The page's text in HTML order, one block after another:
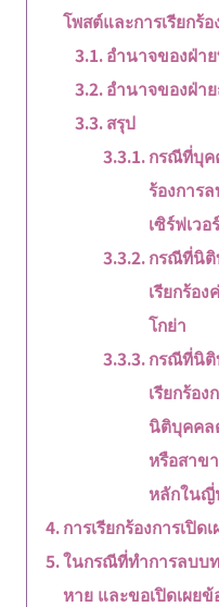
โพสต์และการเรียกร้
อำนาจของฝ่า
อำนาจของฝ่า
สรุป
กรณีที่บุค
ร้องการ
เซิร์ฟเว
กรณีที่นิติ
เรียกร้อ
โกย่า
กรณีที่นิติ
เรียกร้อ
นิติบุคคล
หรือสาข
หลักใน
การเรียกร้องการเปิด
ในกรณีที่ทำการลบบ
หาย และขอเปิดเผย